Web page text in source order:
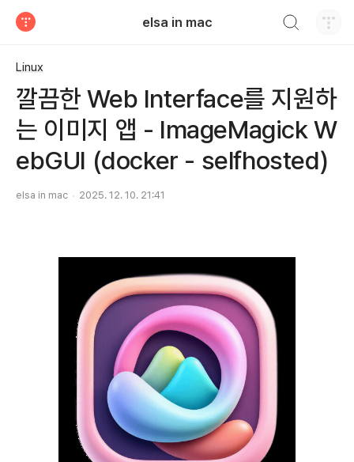
elsa in mac
Linux
깔끔한 Web Interface를 지원하
는 이미지 앱 - ImageMagick W
ebGUI (docker - selfhosted)
elsa in mac 2025. 12. 10. 21:41